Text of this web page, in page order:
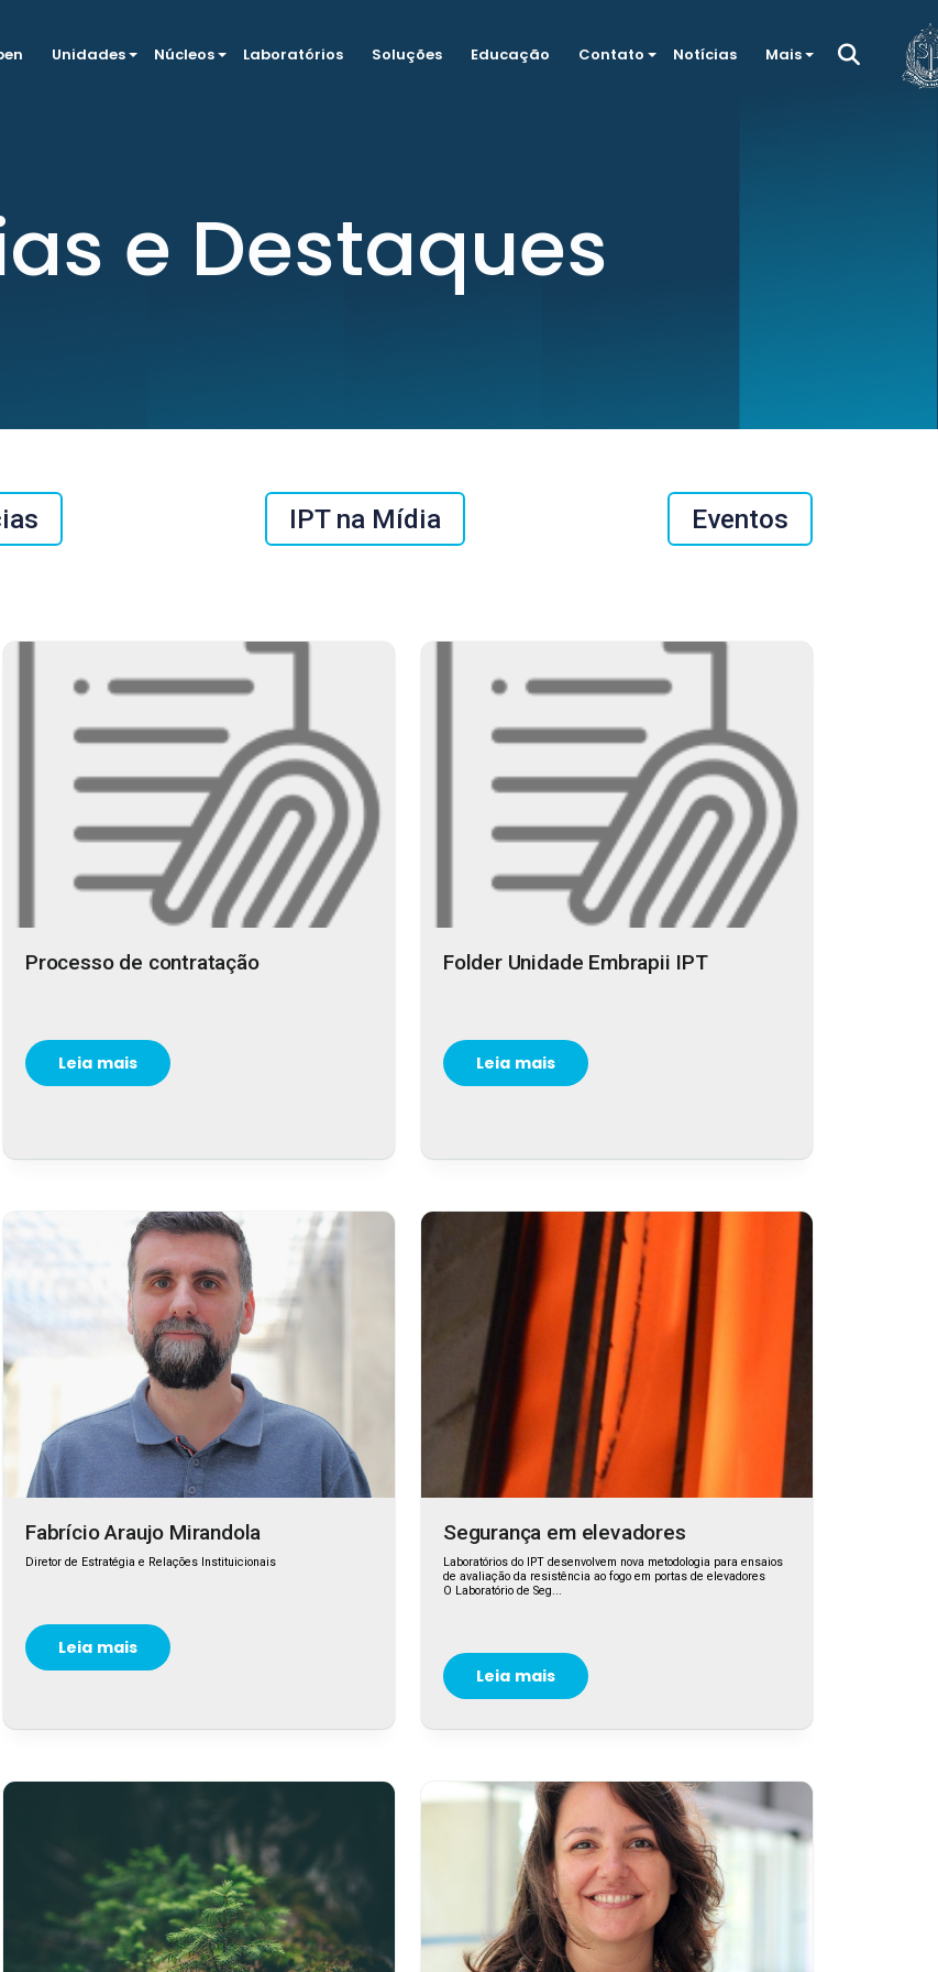
Unidades Núcleos Laboratórios Soluções Educação Contato Notícias Mais
e Destaques
IPT na Mídia Eventos
Processo de contratação
Leia mais
Folder Unidade Embrapii IPT
Leia mais
Fabrício Araujo Mirandola
Diretor de Estratégia e Relações Instituicionais
Leia mais
Segurança em elevadores
Laboratórios do IPT desenvolvem nova metodologia para ensaios
de avaliação da resistência ao fogo em portas de elevadores
O Laboratório de Seg...
Leia mais